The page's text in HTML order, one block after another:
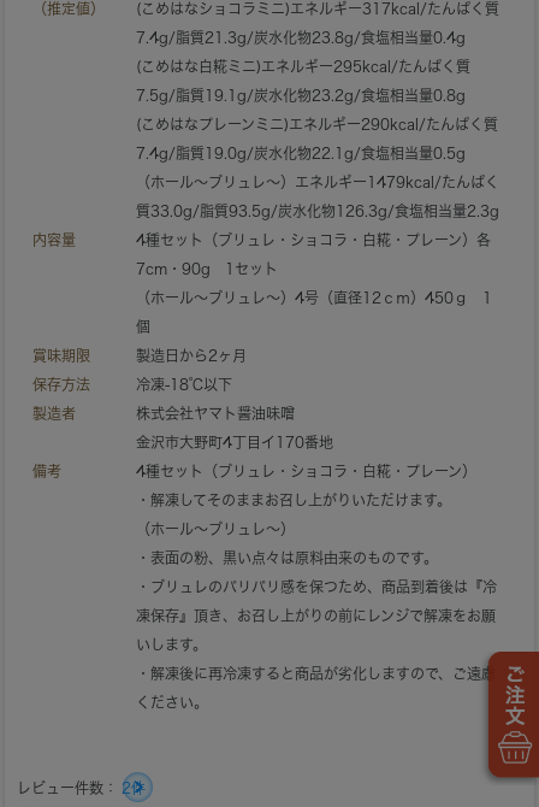
（推定値）
(こめはなショコラミニ)エネルギー317kcal/たんぱく質
7.4g/脂質21.3g/炭水化物23.8g/食塩相当量0.4g
(こめはな白糀ミニ)エネルギー295kcal/たんぱく質
7.5g/脂質19.1g/炭水化物23.2g/食塩相当量0.8g
(こめはなプレーンミニ)エネルギー290kcal/たんぱく質
7.4g/脂質19.0g/炭水化物22.1g/食塩相当量0.5g
（ホール～ブリュレ～）エネルギー1479kcal/たんぱく
質33.0g/脂質93.5g/炭水化物126.3g/食塩相当量2.3g
内容量
4種セット（ブリュレ・ショコラ・白糀・プレーン）各
7cm・90g 1セット
（ホール～ブリュレ～）4号（直径12ｃｍ）450ｇ 1
個
賞味期限
製造日から2ヶ月
保存方法
冷凍-18℃以下
製造者
株式会社ヤマト醤油味噌
金沢市大野町4丁目イ170番地
備考
4種セット（ブリュレ・ショコラ・白糀・プレーン）
・解凍してそのままお召し上がりいただけます。
（ホール～ブリュレ～）
・表面の粉、黒い点々は原料由来のものです。
・ブリュレのパリパリ感を保つため、商品到着後は
『冷
凍保存』頂き、お召し上がりの前にレンジで解凍をお願
いします。
・解凍後に再冷凍すると商品が劣化しますので、ご遠慮
ください。
レビュー件数： 2件